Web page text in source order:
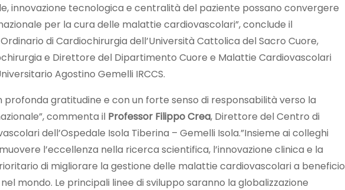
innovazione tecnologica e centralità del paziente possano convergere
per la cura delle malattie cardiovascolari”, conclude il
di Cardiochirurgia dell’Università Cattolica del Sacro Cuore,
e Direttore del Dipartimento Cuore e Malattie Cardiovascolari
Agostino Gemelli IRCCS.
profonda gratitudine e con un forte senso di responsabilità verso la
commenta il Professor Filippo Crea, Direttore del Centro di
dell’Ospedale Isola Tiberina – Gemelli Isola.”Insieme ai colleghi
l’eccellenza nella ricerca scientifica, l’innovazione clinica e la
di migliorare la gestione delle malattie cardiovascolari a beneficio
mondo. Le principali linee di sviluppo saranno la globalizzazione